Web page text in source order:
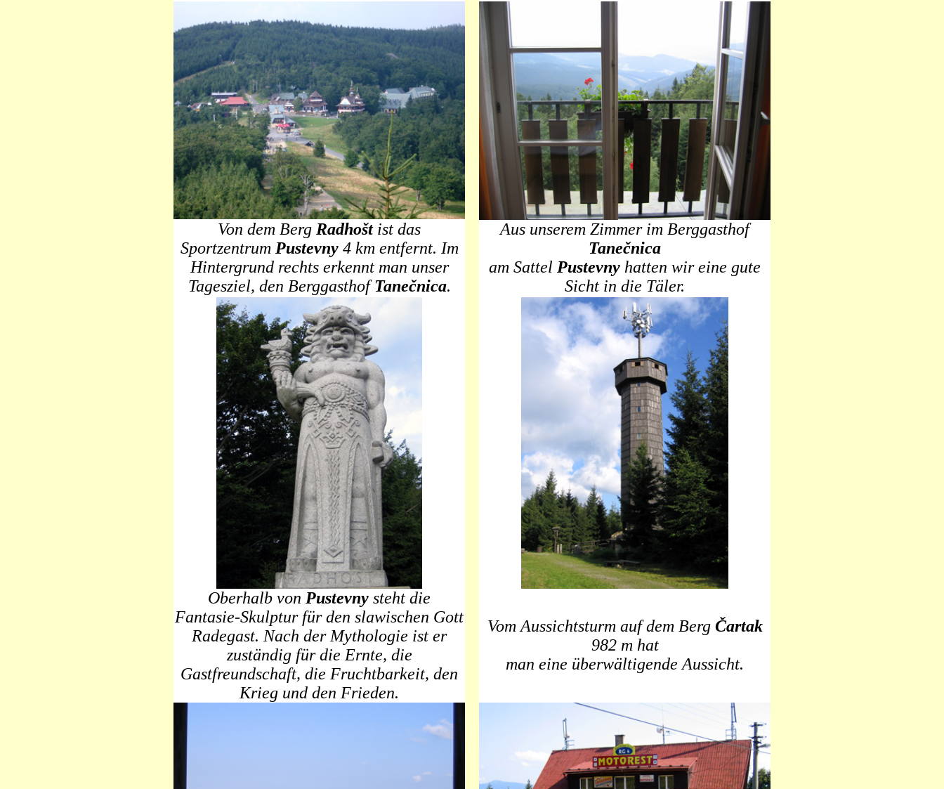
Von dem Berg Radhošt ist das
Sportzentrum Pustevny4 km entfernt. Im
Hintergrund rechts erkennt man unser
Tagesziel, den BerggasthofTanečnica.
Aus unserem Zimmer im Berggasthof
Tanečnica
am Sattel Pustevny hatten wir eine gute
Sicht in die Täler.
Oberhalb von Pustevny steht die
Fantasie-Skulptur für den slawischen Gott
Radegast. Nach der Mythologie ist er
zuständig für die Ernte, die
Gastfreundschaft, die Fruchtbarkeit, den
Krieg und den Frieden.
Vom Aussichtsturm auf dem Berg Čartak
982 m hat
man eine überwältigende Aussicht.